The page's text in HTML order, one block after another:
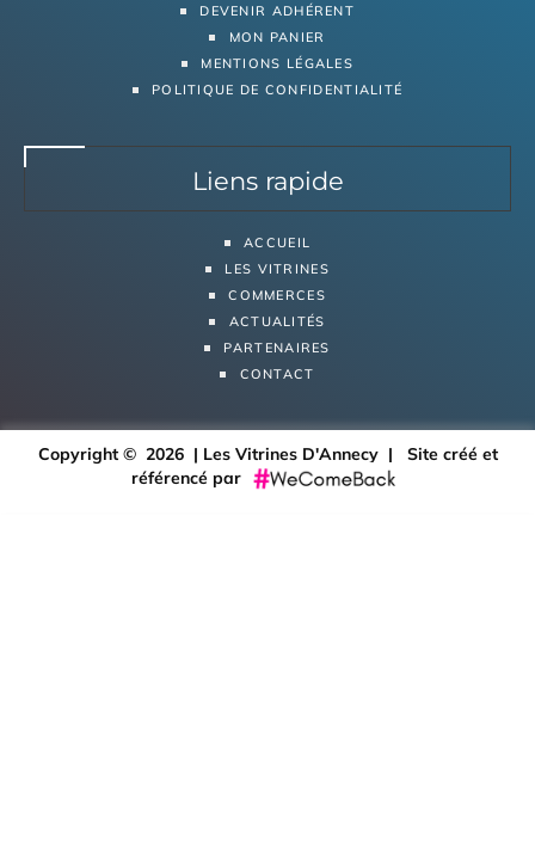
DEVENIR ADHÉRENT
MON PANIER
MENTIONS LÉGALES
POLITIQUE DE CONFIDENTIALITÉ
Liens rapide
ACCUEIL
LES VITRINES
COMMERCES
ACTUALITÉS
PARTENAIRES
CONTACT
Copyright © 2026 | Les Vitrines D'Annecy | Site créé et
référencé par